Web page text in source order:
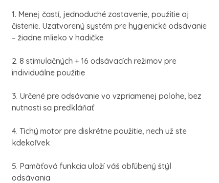
1. Menej častí, jednoduché zostavenie, použitie aj
čistenie. Uzatvorený systém pre hygienické odsávanie
– žiadne mlieko v hadičke
2. 8 stimulačných + 16 odsávacích režimov pre
individuálne použitie
3. Určené pre odsávanie vo vzpriamenej polohe, bez
nutnosti sa predkláňať
4. Tichý motor pre diskrétne použitie, nech už ste
kdekoľvek
5. Pamäťová funkcia uloží váš obľúbený štýl
odsávania